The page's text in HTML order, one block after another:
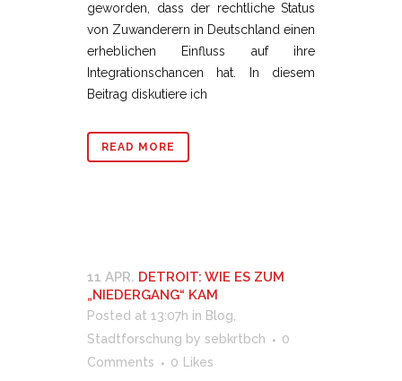
geworden, dass der rechtliche Status
von Zuwanderern in Deutschland einen
erheblichen Einfluss auf ihre
Integrationschancen hat. In diesem
Beitrag diskutiere ich
READ MORE
11 APR. DETROIT: WIE ES ZUM
„NIEDERGANG“ KAM
Posted at 13:07h in Blog
Stadtforschung by sebkrtbch
0
Comments
0 Likes